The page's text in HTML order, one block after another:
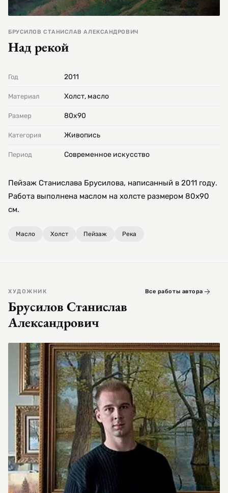
БРУСИЛОВ СТАНИСЛАВ АЛЕКСАНДРОВИЧ
Над рекой
Год 2011
Материал Холст, масло
Размер 80х90
Категория Живопись
Период Современное искусство
Пейзаж Станислава Брусилова, написанный в 2011 году.
Работа выполнена маслом на холсте размером 80х90
см.
Масло Холст Пейзаж Река
ХУДОЖНИК
Брусилов Станислав
Александрович
Все работы автора